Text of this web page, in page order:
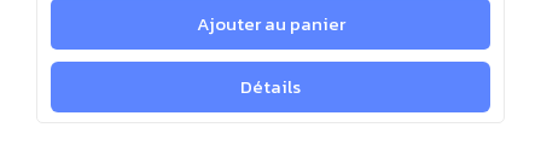
Ajouter au panier
Détails